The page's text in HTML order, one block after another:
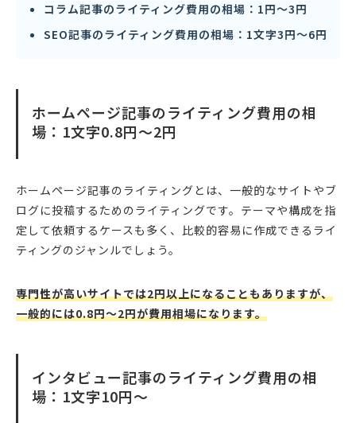
コラム記事のライティング費用の相場：1円〜3円
SEO記事のライティング費用の相場：1文字3円〜6円
ホームページ記事のライティング費用の相
場：1文字0.8円〜2円
ホームページ記事のライティングとは、一般的なサイトやブ
ログに投稿するためのライティングです。テーマや構成を指
定して依頼するケースも多く、比較的容易に作成できるライ
ティングのジャンルでしょう。
専門性が高いサイトでは2円以上になることもありますが、
一般的には0.8円〜2円が費用相場になります。
インタビュー記事のライティング費用の相
場：1文字10円〜